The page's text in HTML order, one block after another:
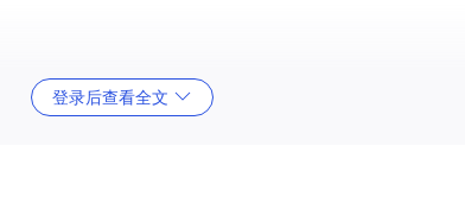
制选项
登录后查看全文